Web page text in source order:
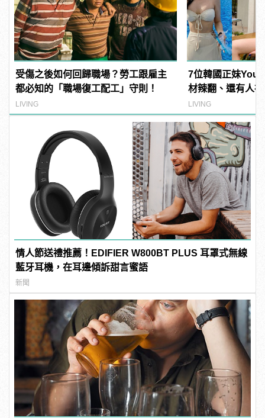
受傷之後如何回歸職場？勞工跟雇主
都必知的「職場復工配工」守則！
LIVING
7位韓國正妹
材辣翻、還有人
LIVING
情人節送禮推薦！EDIFIER W800BT PLUS 耳罩式無線
藍牙耳機，在耳邊傾訴甜言蜜語
新聞